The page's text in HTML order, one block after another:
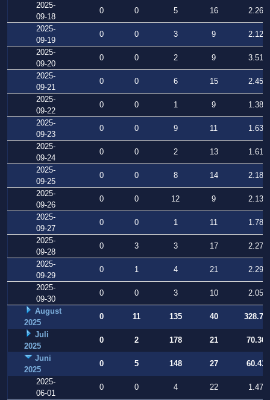
2025-
09-18
0 0 5 16
2.268
2025-
09-19
0 0 3 9
2.125
2025-
09-20
0 0 2 9
3.519
2025-
09-21
0 0 6 15
2.451
2025-
09-22
0 0 1 9
1.382
2025-
09-23
0 0 9 11
1.636
2025-
09-24
0 0 2 13
1.618
2025-
09-25
0 0 8 14
2.189
2025-
09-26
0 0 12 9
2.131
2025-
09-27
0 0 1 11
1.785
2025-
09-28
0 3 3 17
2.278
2025-
09-29
0 1 4 21
2.299
2025-
09-30
0 0 3 10
2.056
August
2025
0 11 135 40
Juli
2025
0 2 178 21
70.360
Juni
2025
0 5 148 27
60.439
2025-
06-01
0 0 4 22
1.472